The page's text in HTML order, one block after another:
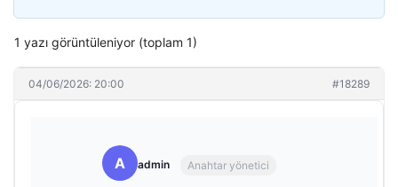
1 yazı görüntüleniyor (toplam 1)
04/06/2026: 20:00 #18289
A admin Anahtar yönetici